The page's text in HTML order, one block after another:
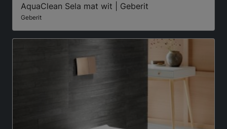
AquaClean Sela mat wit | Geberit
Geberit